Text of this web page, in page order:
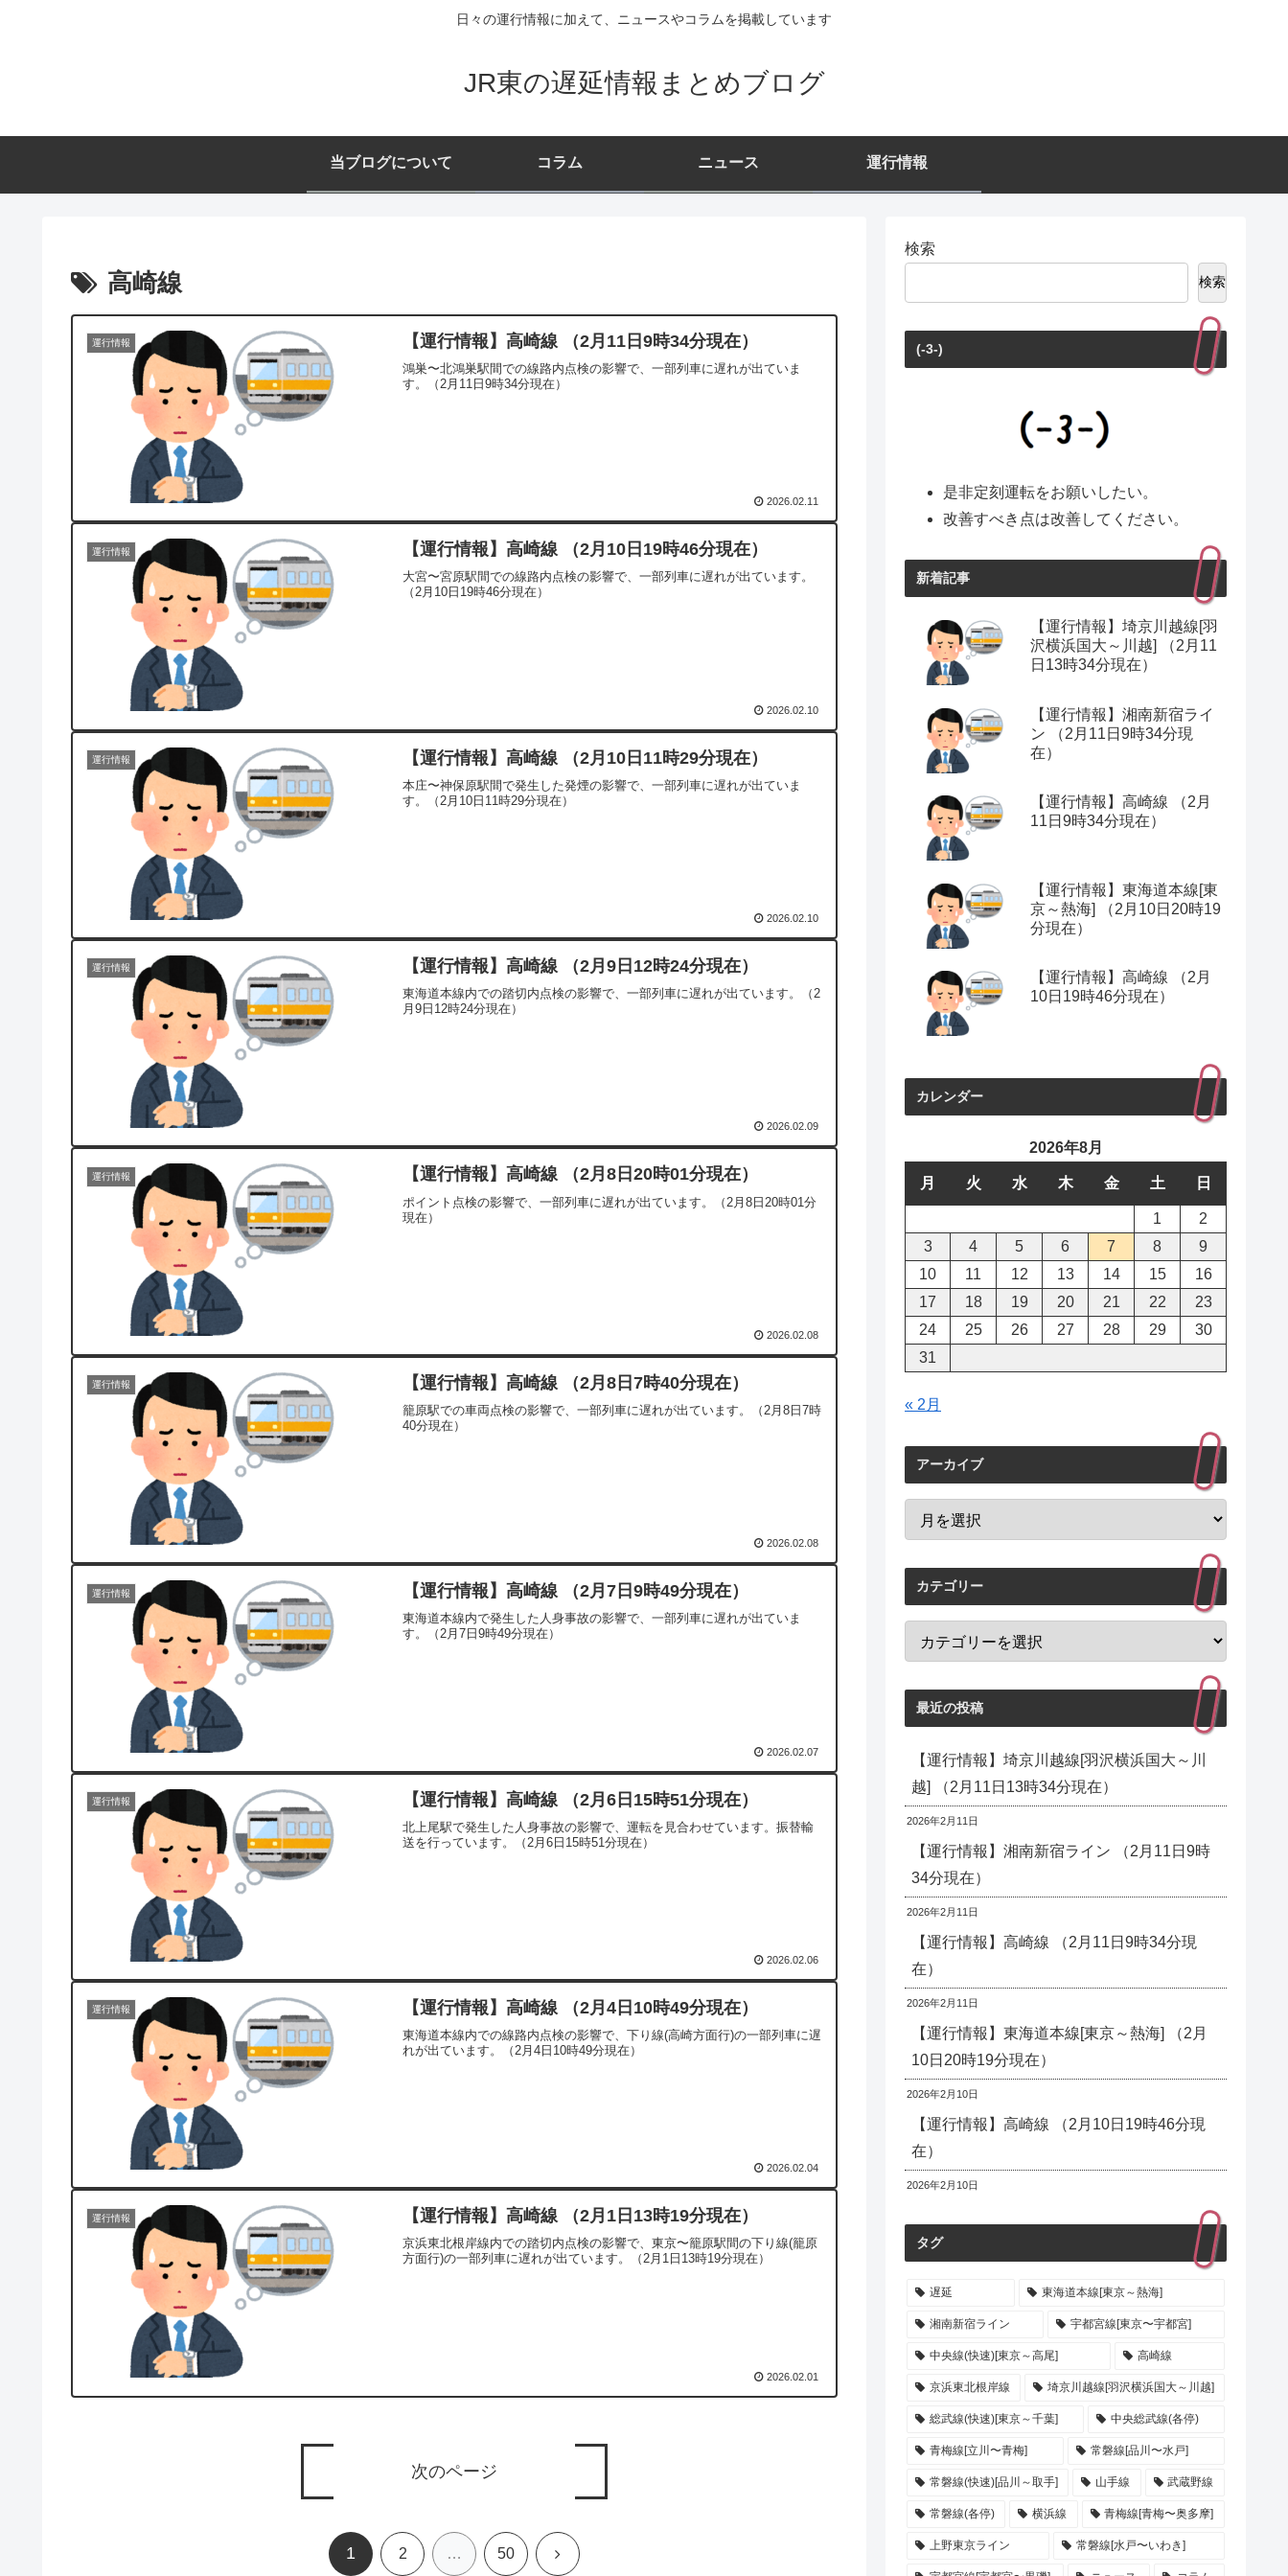
日々の運行情報に加えて、ニュースやコラムを掲載しています
JR東の遅延情報まとめブログ
当ブログについて コラム ニュース 運行情報
高崎線
運行情報 【運行情報】高崎線 （2月11日9時34分現在）
鴻巣〜北鴻巣駅間での線路内点検の影響で、一部列車に遅れが出ていま
す。（2月11日9時34分現在）
2026.02.11
運行情報 【運行情報】高崎線 （2月10日19時46分現在）
大宮〜宮原駅間での線路内点検の影響で、一部列車に遅れが出ています。
（2月10日19時46分現在）
2026.02.10
運行情報 【運行情報】高崎線 （2月10日11時29分現在）
本庄〜神保原駅間で発生した発煙の影響で、一部列車に遅れが出ていま
す。（2月10日11時29分現在）
2026.02.10
運行情報 【運行情報】高崎線 （2月9日12時24分現在）
東海道本線内での踏切内点検の影響で、一部列車に遅れが出ています。（2
月9日12時24分現在）
2026.02.09
運行情報 【運行情報】高崎線 （2月8日20時01分現在）
ポイント点検の影響で、一部列車に遅れが出ています。（2月8日20時01分
現在）
2026.02.08
運行情報 【運行情報】高崎線 （2月8日7時40分現在）
籠原駅での車両点検の影響で、一部列車に遅れが出ています。（2月8日7時
40分現在）
2026.02.08
運行情報 【運行情報】高崎線 （2月7日9時49分現在）
東海道本線内で発生した人身事故の影響で、一部列車に遅れが出ていま
す。（2月7日9時49分現在）
2026.02.07
運行情報 【運行情報】高崎線 （2月6日15時51分現在）
北上尾駅で発生した人身事故の影響で、運転を見合わせています。振替輸
送を行っています。（2月6日15時51分現在）
2026.02.06
運行情報 【運行情報】高崎線 （2月4日10時49分現在）
東海道本線内での線路内点検の影響で、下り線(高崎方面行)の一部列車に遅
れが出ています。（2月4日10時49分現在）
2026.02.04
運行情報 【運行情報】高崎線 （2月1日13時19分現在）
京浜東北根岸線内での踏切内点検の影響で、東京〜籠原駅間の下り線(籠原
方面行)の一部列車に遅れが出ています。（2月1日13時19分現在）
2026.02.01
次のページ
1 2 … 50 次
検索
検索
(-3-)
是非定刻運転をお願いしたい。
改善すべき点は改善してください。
新着記事
【運行情報】埼京川越線[羽
沢横浜国大～川越] （2月11
日13時34分現在）
【運行情報】湘南新宿ライ
ン （2月11日9時34分現
在）
【運行情報】高崎線 （2月
11日9時34分現在）
【運行情報】東海道本線[東
京～熱海] （2月10日20時19
分現在）
【運行情報】高崎線 （2月
10日19時46分現在）
カレンダー
2026年8月
月 火 水 木 金 土 日
1
2
3
4 5 6 7 8
9
10
11 12 13 14 15
16
17
18 19 20 21 22
23
24
25 26 27 28 29
30
31
« 2月
アーカイブ
カテゴリー
最近の投稿
【運行情報】埼京川越線[羽沢横浜国大～川
越] （2月11日13時34分現在）
2026年2月11日
【運行情報】湘南新宿ライン （2月11日9時
34分現在）
2026年2月11日
【運行情報】高崎線 （2月11日9時34分現
在）
2026年2月11日
【運行情報】東海道本線[東京～熱海] （2月
10日20時19分現在）
2026年2月10日
【運行情報】高崎線 （2月10日19時46分現
在）
2026年2月10日
タグ
遅延 東海道本線[東京～熱海]
湘南新宿ライン 宇都宮線[東京〜宇都宮]
中央線(快速)[東京～高尾] 高崎線
京浜東北根岸線 埼京川越線[羽沢横浜国大～川越]
総武線(快速)[東京～千葉] 中央総武線(各停)
青梅線[立川〜青梅] 常磐線[品川〜水戸]
常磐線(快速)[品川～取手] 山手線 武蔵野線
常磐線(各停) 横浜線 青梅線[青梅〜奥多摩]
上野東京ライン 常磐線[水戸〜いわき]